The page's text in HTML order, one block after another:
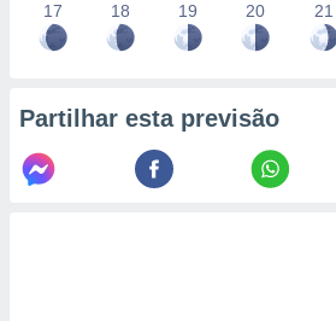
17 18 19 20 21
Partilhar esta previsão